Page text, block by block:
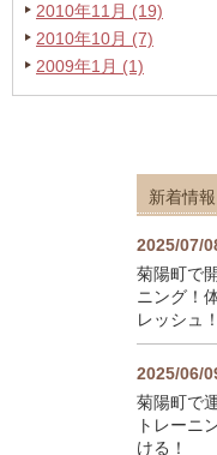
2010年11月 (19)
2010年10月 (7)
2009年1月 (1)
新着情報
2025/07/
菊陽町で
ニング！
レッシュ！
2025/06/
菊陽町で
トレーニ
ける！